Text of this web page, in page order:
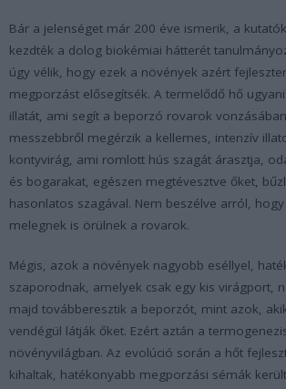
Bár a jelenséget már 200 éve ismerik, a
kezdték a dolog biokémiai hátterét
úgy vélik, hogy ezek a növények azért
megporzást elősegítsék. A termelődő hő
illatát, ami segít a beporzó rovarok
messzebbről megérzik a kellemes, intenzív
kontyvirág, ami romlott hús szagát árasztja,
és bogarakat, egészen megtévesztve őket,
hasonlatos szagával. Nem beszélve arról,
melegnek is örülnek a rovarok.
Mégis, azok a növények nagyobb eséllyel,
szaporodnak, amelyek csak egy kis virágport,
majd továbberesztik a beporzót, mint azok,
vendégül látják őket. Ezért aztán a
növényvilágban. Az evolúció során a hőt
kihaltak, hatékonyabb megporzási sémák